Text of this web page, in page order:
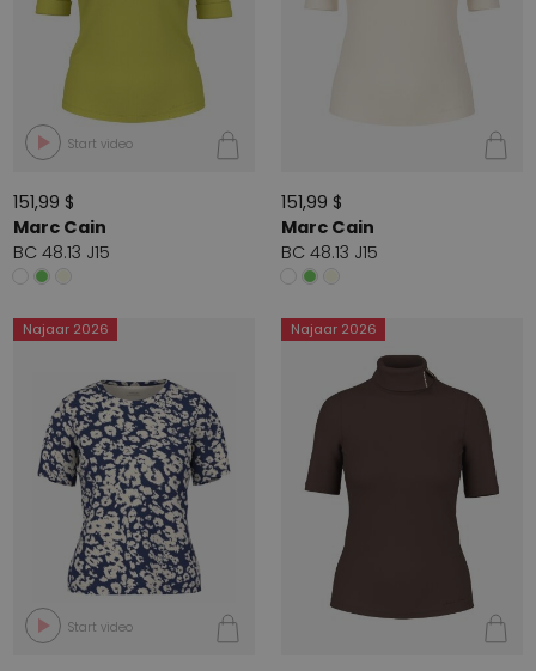
Start video
151,99 $
Marc Cain
BC 48.13 J15
151,99 $
Marc Cain
BC 48.13 J15
Najaar 2026
Start video
Najaar 2026